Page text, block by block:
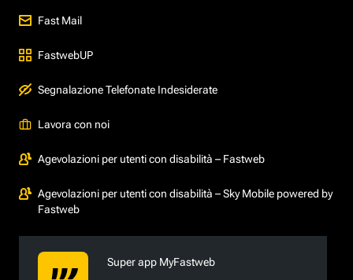
Fast Mail
FastwebUP
Segnalazione Telefonate Indesiderate
Lavora con noi
Agevolazioni per utenti con disabilità – Fastweb
Agevolazioni per utenti con disabilità – Sky Mobile powered by
Fastweb
Super app MyFastweb